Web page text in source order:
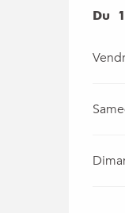
Du
Du